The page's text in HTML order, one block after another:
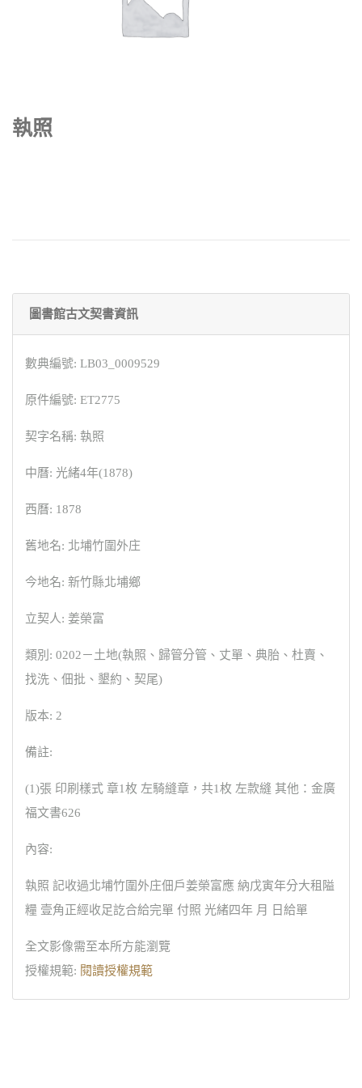
執照
圖書館古文契書資訊
數典編號: LB03_0009529
原件編號: ET2775
契字名稱: 執照
中曆: 光緒4年(1878)
西曆: 1878
舊地名: 北埔竹圍外庄
今地名: 新竹縣北埔鄉
立契人: 姜榮富
類別: 0202－土地(執照、歸管分管、丈單、典胎、杜賣、
找洗、佃批、墾約、契尾)
版本: 2
備註:
(1)張 印刷樣式 章1枚 左騎縫章，共1枚 左款縫 其他：金廣
福文書626
內容:
執照 記收過北埔竹圍外庄佃戶姜榮富應 納戊寅年分大租隘
糧 壹角正經收足訖合給完單 付照 光緒四年 月 日給單
全文影像需至本所方能瀏覽
授權規範: 閱讀授權規範